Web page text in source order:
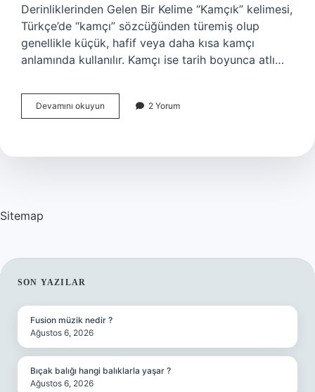
Derinliklerinden Gelen Bir Kelime “Kamçık” kelimesi,
Türkçe’de “kamçı” sözcüğünden türemiş olup
genellikle küçük, hafif veya daha kısa kamçı
anlamında kullanılır. Kamçı ise tarih boyunca atlı…
Devamını okuyun
ne
2 Yorum
Sitemap
SIDEBAR
SON YAZILAR
Fusion müzik nedir ?
Ağustos 6, 2026
Bıçak balığı hangi balıklarla yaşar ?
Ağustos 6, 2026